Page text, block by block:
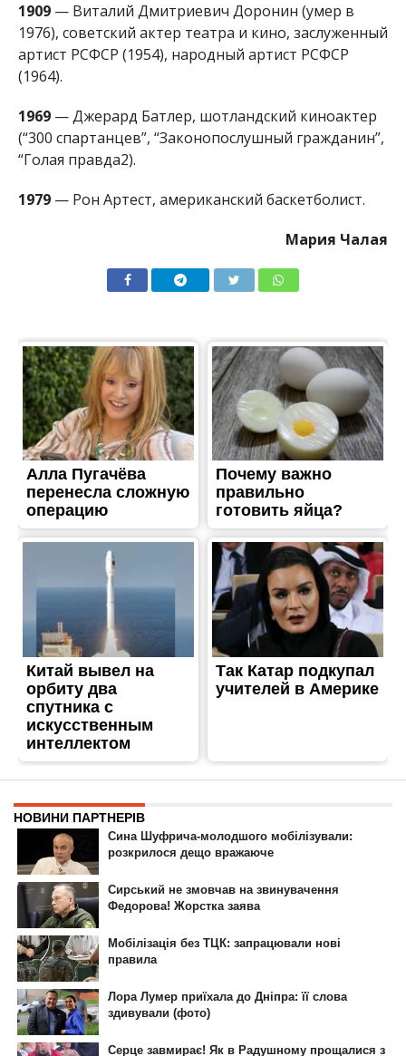
1909— Виталий Дмитриевич Доронин (умер в
1976), советский актер театра и кино, заслуженный
артист РСФСР (1954), народный артист РСФСР
(1964).
1969— Джерард Батлер, шотландский киноактер
(“300 спартанцев”, “Законопослушный гражданин”,
“Голая правда2).
1979— Рон Артест, американский баскетболист.
Мария Чалая